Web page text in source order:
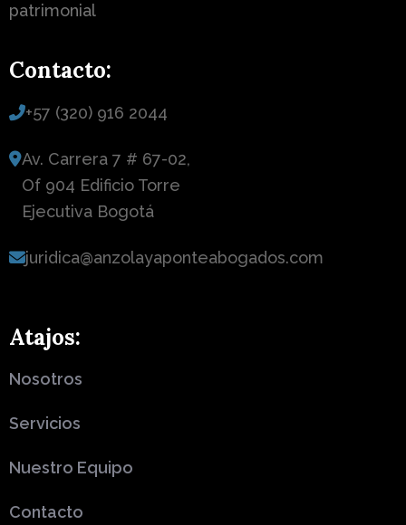
patrimonial
Contacto:
+57 (320) 916 2044
Av. Carrera 7 # 67-02,
Of 904 Edificio Torre
Ejecutiva Bogotá
juridica@anzolayaponteabogados.com
Atajos:
Nosotros
Servicios
Nuestro Equipo
Contacto